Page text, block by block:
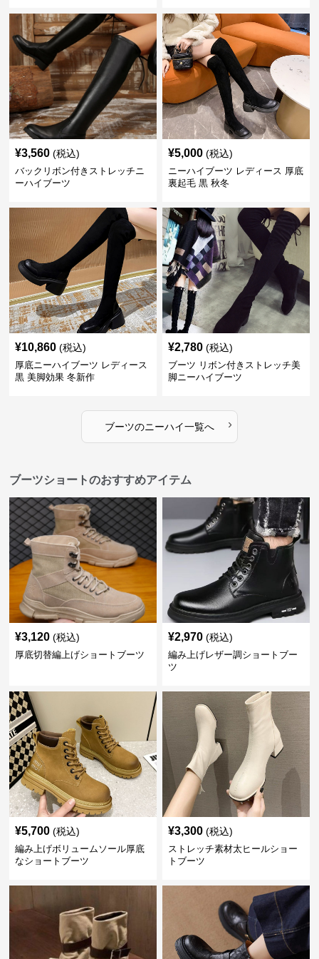
¥3,560 (税込)
バックリボン付きストレッチニ
ーハイブーツ
¥5,000 (税込)
ニーハイブーツ レディース 厚底
裏起毛 黒 秋冬
¥10,860 (税込)
厚底ニーハイブーツ レディース
黒 美脚効果 冬新作
¥2,780 (税込)
ブーツ リボン付きストレッチ美
脚ニーハイブーツ
ブーツのニーハイ一覧へ ›
ブーツショートのおすすめアイテム
¥3,120 (税込)
厚底切替編上げショートブーツ
¥2,970 (税込)
編み上げレザー調ショートブー
ツ
¥5,700 (税込)
編み上げボリュームソール厚底
なショートブーツ
¥3,300 (税込)
ストレッチ素材太ヒールショー
トブーツ